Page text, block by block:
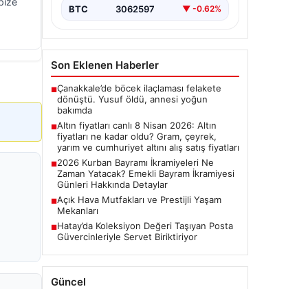
BTC 3062597 ▼ -0.62%
Son Eklenen Haberler
■Çanakkale’de böcek ilaçlaması felakete
dönüştü. Yusuf öldü, annesi yoğun
bakımda
■Altın fiyatları canlı 8 Nisan 2026: Altın
fiyatları ne kadar oldu? Gram, çeyrek,
yarım ve cumhuriyet altını alış satış fiyatları
■2026 Kurban Bayramı İkramiyeleri Ne
Zaman Yatacak? Emekli Bayram İkramiyesi
Günleri Hakkında Detaylar
■Açık Hava Mutfakları ve Prestijli Yaşam
Mekanları
■Hatay’da Koleksiyon Değeri Taşıyan Posta
Güvercinleriyle Servet Biriktiriyor
Güncel